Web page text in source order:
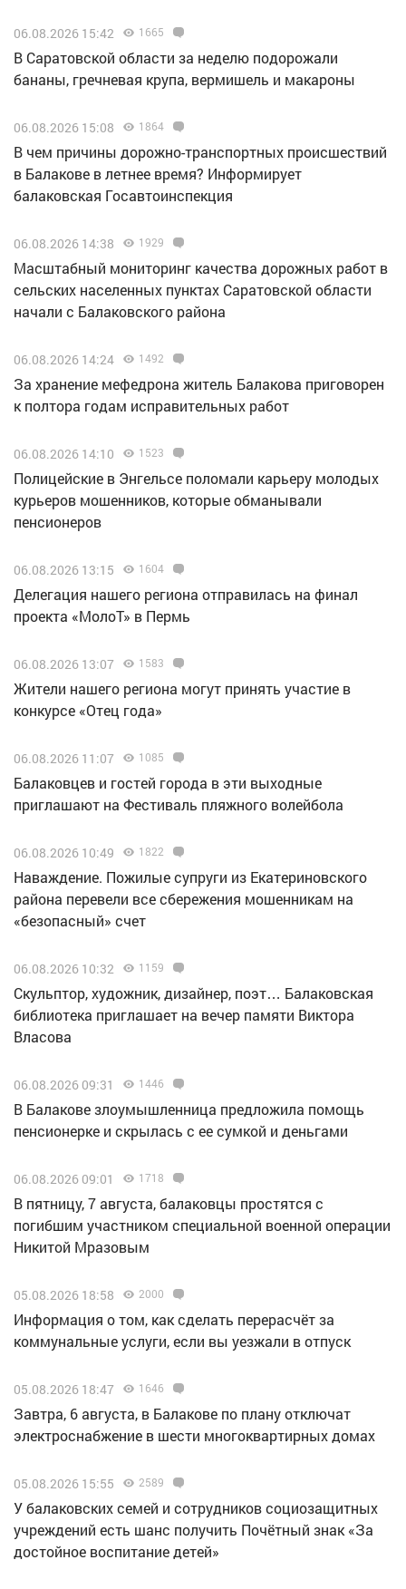
06.08.2026 15:42 1665
В Саратовской области за неделю подорожали
бананы, гречневая крупа, вермишель и макароны
06.08.2026 15:08 1864
В чем причины дорожно-транспортных происшествий
в Балакове в летнее время? Информирует
балаковская Госавтоинспекция
06.08.2026 14:38 1929
Масштабный мониторинг качества дорожных работ в
сельских населенных пунктах Саратовской области
начали с Балаковского района
06.08.2026 14:24 1492
За хранение мефедрона житель Балакова приговорен
к полтора годам исправительных работ
06.08.2026 14:10 1523
Полицейские в Энгельсе поломали карьеру молодых
курьеров мошенников, которые обманывали
пенсионеров
06.08.2026 13:15 1604
Делегация нашего региона отправилась на финал
проекта «МолоТ» в Пермь
06.08.2026 13:07 1583
Жители нашего региона могут принять участие в
конкурсе «Отец года»
06.08.2026 11:07 1085
Балаковцев и гостей города в эти выходные
приглашают на Фестиваль пляжного волейбола
06.08.2026 10:49 1822
Наваждение. Пожилые супруги из Екатериновского
района перевели все сбережения мошенникам на
«безопасный» счет
06.08.2026 10:32 1159
Скульптор, художник, дизайнер, поэт… Балаковская
библиотека приглашает на вечер памяти Виктора
Власова
06.08.2026 09:31 1446
В Балакове злоумышленница предложила помощь
пенсионерке и скрылась с ее сумкой и деньгами
06.08.2026 09:01 1718
В пятницу, 7 августа, балаковцы простятся с
погибшим участником специальной военной операции
Никитой Мразовым
05.08.2026 18:58 2000
Информация о том, как сделать перерасчёт за
коммунальные услуги, если вы уезжали в отпуск
05.08.2026 18:47 1646
Завтра, 6 августа, в Балакове по плану отключат
электроснабжение в шести многоквартирных домах
05.08.2026 15:55 2589
У балаковских семей и сотрудников социозащитных
учреждений есть шанс получить Почётный знак «За
достойное воспитание детей»